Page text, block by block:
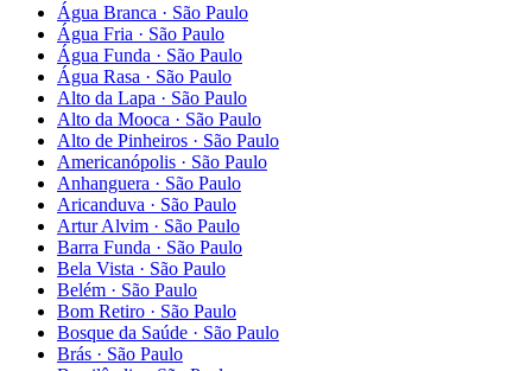
Água Branca · São Paulo
Água Fria · São Paulo
Água Funda · São Paulo
Água Rasa · São Paulo
Alto da Lapa · São Paulo
Alto da Mooca · São Paulo
Alto de Pinheiros · São Paulo
Americanópolis · São Paulo
Anhanguera · São Paulo
Aricanduva · São Paulo
Artur Alvim · São Paulo
Barra Funda · São Paulo
Bela Vista · São Paulo
Belém · São Paulo
Bom Retiro · São Paulo
Bosque da Saúde · São Paulo
Brás · São Paulo